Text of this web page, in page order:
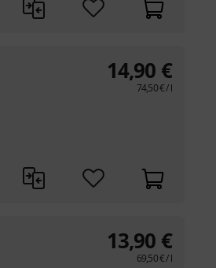
14,90 €
74,50€/ l
13,90 €
69,50€/ l